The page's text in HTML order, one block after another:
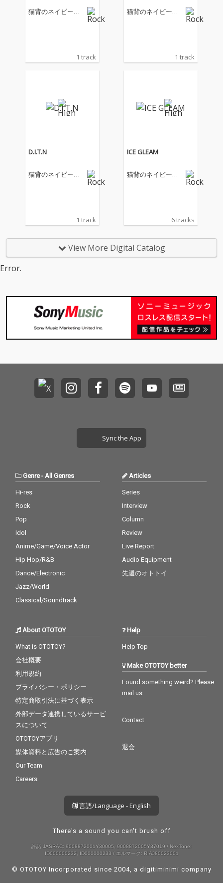
猫背のネイビーセ
1 track
猫背のネイビーセ
1 track
D.I.T.N
猫背のネイビーセ
1 track
ICE GLEAM
猫背のネイビーセ
6 tracks
View More Digital Catalog
Error.
Sync the App
Genre- All Genres
Hi-res
Rock
Pop
Idol
Anime/Game/Voice Actor
Hip Hop/R&B
Dance/Electronic
Jazz/World
Classical/Soundtrack
Articles
Series
Interview
Column
Review
Live Report
Audio Equipment
先週のオトトイ
About OTOTOY
What is OTOTOY?
会社概要
利用規約
プライバシー・ポリシー
特定商取引法に基づく表示
外部データ連携しているサービ
スについて
OTOTOYアプリ
媒体資料と広告のご案内
Our Team
Careers
Help
Help Top
Make OTOTOY better
Found something weird? Please
mail us
Contact
退会
言語/Language - English
There's a sound you can't brush off
許諾 JASRAC: 9008872001Y30005, 9008872005Y37019 / NexTone:
ID000000232, ID000000233 / エルマーク: RIAJ80023001
© OTOTOY Incorporated since 2004, a digitiminimi company